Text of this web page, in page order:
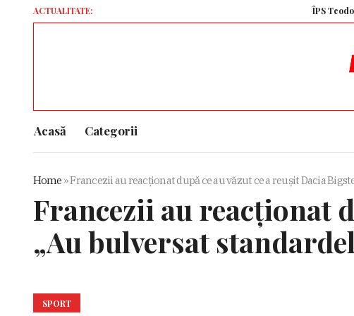
ACTUALITATE: ÎPS Teodosie a
Acasă Categorii
Home »Francezii au reacționat după ce au văzut ce a reușit Dacia
Francezii au reacționat
„Au bulversat
SPORT